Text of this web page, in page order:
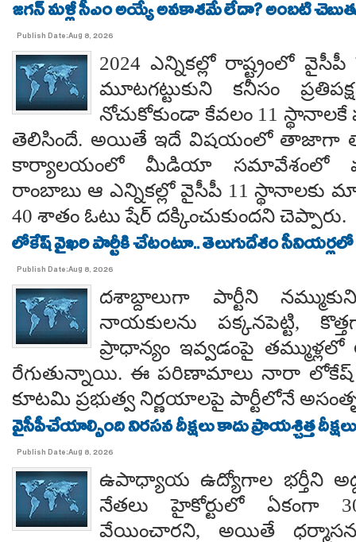
జగన్ మళ్లీ సీఎం అయ్యే అవకాశమే లేదా? అంబటి
Publish Date:Aug 8, 2026
2024 ఎన్నికల్లో రాష్ట్రంలో
మూటగట్టుకుని కనీసం
నోచుకోకుండా కేవలం 11
తెలిసిందే. అయితే ఇదే విషయంలో తాజాగా
కార్యాలయంలో మీడియా సమావేశంలో
రాంబాబు ఆ ఎన్నికల్లో వైసీపీ 11
40 శాతం ఓటు షేర్ దక్కించుకుందని చెప్పారు.
లోకేష్ వైఖరి పార్టీకి చేటంటూ.. తెలుగుదేశం సీనియర్లలో
Publish Date:Aug 8, 2026
దశాబ్దాలుగా పార్టీని
నాయకులను పక్కనపెట్టి,
ప్రాధాన్యం ఇవ్వడంపై తమ్ముళ్లలో
రేగుతున్నాయి. ఈ పరిణామాలు నారా లోకేష్
కూటమి ప్రభుత్వ నిర్ణయాలపై పార్టీలోనే
వైసీపీచేయాల్సింది నిరసన దీక్షలు కాదు ప్రాయశ్చిత్త
Publish Date:Aug 8, 2026
ఉపాధ్యాయ ఉద్యోగాల భర్తీని
నేతలు హైకోర్టులో ఏకంగా
వేయించారని, అయితే